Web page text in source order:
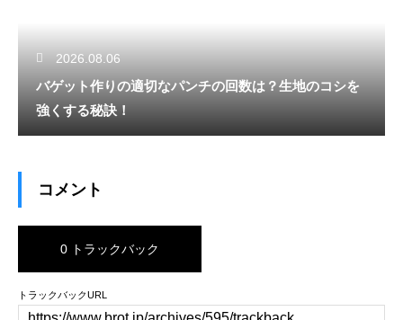
2026.08.06
バゲット作りの適切なパンチの回数は？生地のコシを
強くする秘訣！
コメント
0 トラックバック
トラックバックURL